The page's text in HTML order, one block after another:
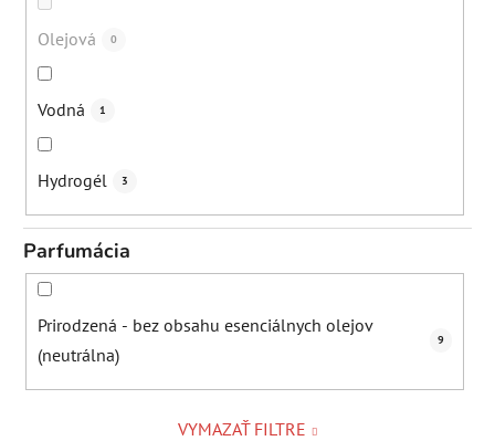
Olejová 0
Vodná 1
Hydrogél 3
Parfumácia
Prirodzená - bez obsahu esenciálnych olejov
(neutrálna)
9
VYMAZAŤ FILTRE